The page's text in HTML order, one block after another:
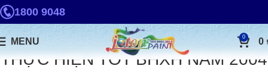
1800 9048
MENU 0 0
THỰC HIỆN TỐT BHXH NĂM 2004